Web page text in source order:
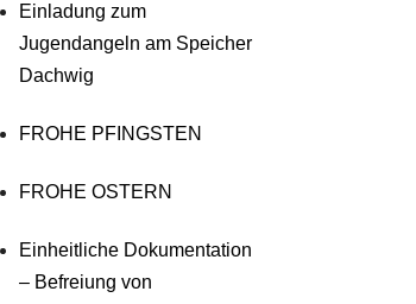
Einladung zum
Jugendangeln am Speicher
Dachwig
FROHE PFINGSTEN
FROHE OSTERN
Einheitliche Dokumentation
– Befreiung von